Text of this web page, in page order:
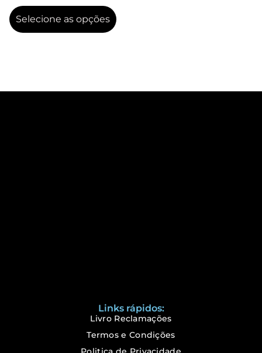
Selecione as opções
Links rápidos:
Livro Reclamações
Termos e Condições